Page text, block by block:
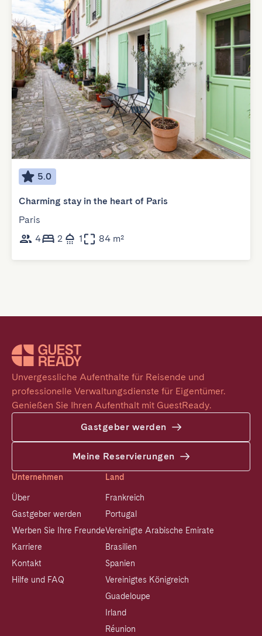
5.0
Charming stay in the heart of Paris
Paris
4
2 1 84 m²
Unvergessliche Aufenthalte für Reisende und
professionelle Verwaltungsdienste für Eigentümer.
Genießen Sie Ihren Aufenthalt mit GuestReady.
Gastgeber werden
Meine Reservierungen
Unternehmen
Über
Gastgeber werden
Werben Sie Ihre Freunde
Karriere
Kontakt
Hilfe und FAQ
Land
Frankreich
Portugal
Vereinigte Arabische Emirate
Brasilien
Spanien
Vereinigtes Königreich
Guadeloupe
Irland
Réunion